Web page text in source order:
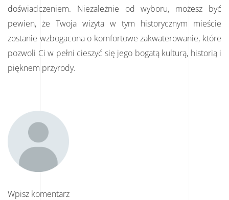
doświadczeniem. Niezależnie od wyboru, możesz być
pewien, że Twoja wizyta w tym historycznym mieście
zostanie wzbogacona o komfortowe zakwaterowanie, które
pozwoli Ci w pełni cieszyć się jego bogatą kulturą, historią i
pięknem przyrody.
Wpisz komentarz